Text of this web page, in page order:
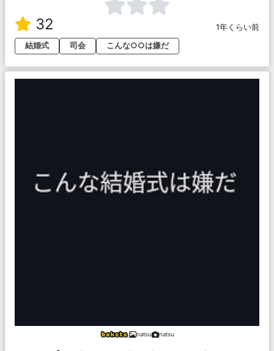
32
1年くらい前
結婚式
司会 こんな○○は嫌だ
natsu natsu